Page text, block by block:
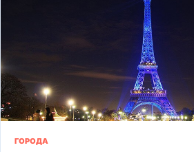
ГОРОДА